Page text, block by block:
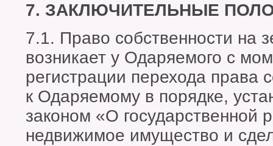
7. ЗАКЛЮЧИТЕЛЬНЫЕ
7.1. Право собственности на
возникает у Одаряемого с
регистрации перехода права
к Одаряемому в порядке,
законом «О государственной
недвижимое имущество и